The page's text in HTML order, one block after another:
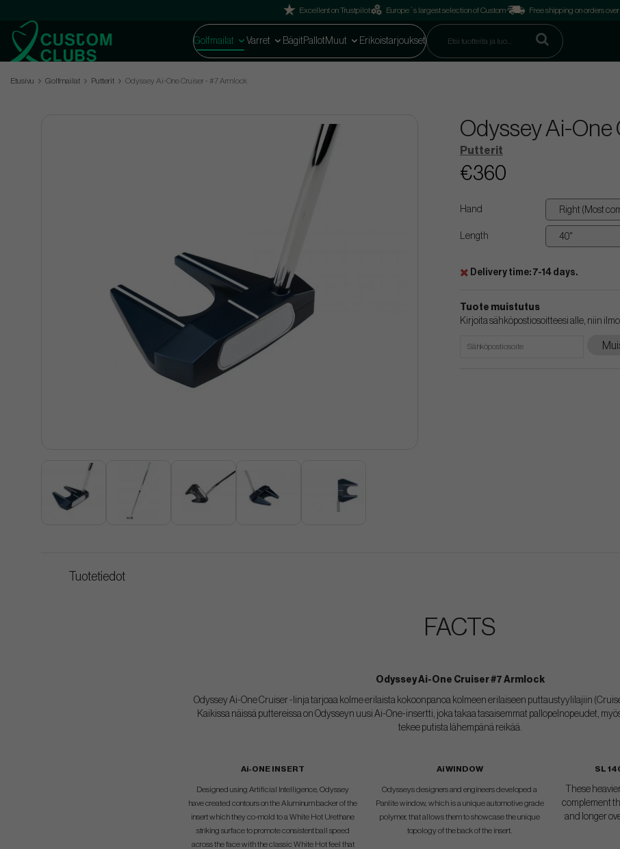
Excellent on Trustpilot Europe´s largest selection of Custom Free shipping on orders
Golfmailat Varret Bägit Pallot Muut Erikoistarjoukset
Etusivu Golfmailat Putterit Odyssey Ai-One Cruiser - #7 Armlock
Odyssey Ai-One
Putterit
€360
Hand
Length
Delivery time: 7-14 days.
Tuote muistutus
Kirjoita sähköpostiosoitteesi alle, niin
Tuotetiedot
FACTS
Odyssey Ai-One Cruiser #7 Armlock
Odyssey Ai-One Cruiser -linja tarjoaa kolme erilaista kokoonpanoa kolmeen erilaiseen puttaustyylilajiin
Kaikissa näissä puttereissa on Odysseyn uusi Ai-One-insertti, joka takaa tasaisemmat pallopelnopeudet,
tekee putista lähempänä reikää.
Ai-ONE INSERT
Designed using Artificial Intelligence, Odyssey
have created contours on the Aluminum backer of the
insert which they co-mold to a White Hot Urethane
striking surface to promote consistent ball speed
across the face with the classic White Hot feel that
Ai WINDOW
Odysseys designers and engineers developed a
Panlite window, which is a unique automotive grade
polymer, that allows them to showcase the unique
topology of the back of the insert.
SL
These
complement
and longer